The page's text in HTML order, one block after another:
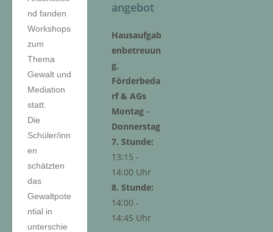
angebot
Hausaufgab
enbetreuun
g,
Förderbeda
rf & AGs
Montag -
Donnerstag
7. Stunde:
13:15 -
14:00 Uhr
8. Stunde:
14:00 -
14:45 Uhr
nd fanden
Workshops
zum
Thema
Gewalt und
Mediation
statt.
Die
Schüler/inn
en
schätzten
das
Gewaltpote
ntial in
unterschie